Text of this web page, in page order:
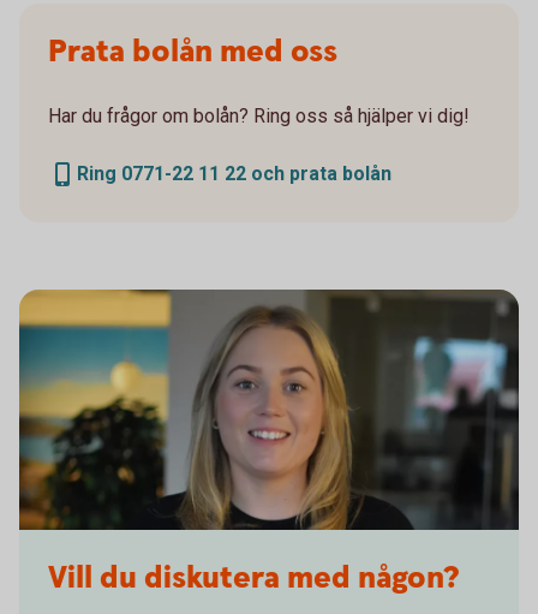
Prata bolån med oss
Har du frågor om bolån? Ring oss så hjälper vi dig!
Ring 0771-22 11 22 och prata bolån
Vill du diskutera med någon?